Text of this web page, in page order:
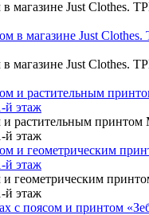
в магазине Just Clothes.
в магазине Just Clothes.
и растительным
й этаж
и геометрическим
й этаж